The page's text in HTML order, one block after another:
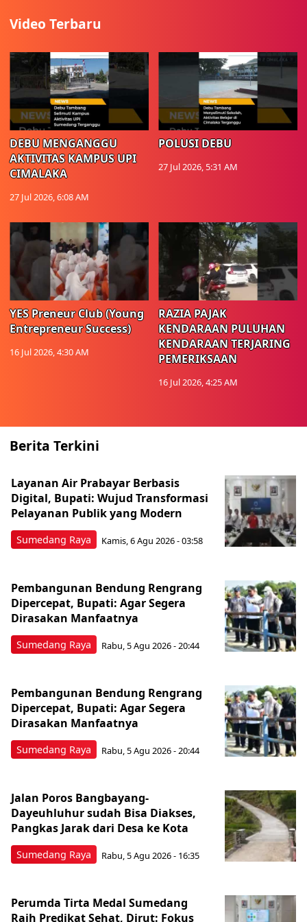
Video Terbaru
DEBU MENGANGGU
AKTIVITAS KAMPUS UPI
CIMALAKA
27 Jul 2026, 6:08 AM
POLUSI DEBU
27 Jul 2026, 5:31 AM
YES Preneur Club (Young
Entrepreneur Success)
16 Jul 2026, 4:30 AM
RAZIA PAJAK
KENDARAAN PULUHAN
KENDARAAN TERJARING
PEMERIKSAAN
16 Jul 2026, 4:25 AM
Berita Terkini
Sumedang Raya
Layanan Air Prabayar Berbasis
Digital, Bupati: Wujud Transformasi
Pelayanan Publik yang Modern
Kamis, 6 Agu 2026 - 03:58
Sumedang Raya
Pembangunan Bendung Rengrang
Dipercepat, Bupati: Agar Segera
Dirasakan Manfaatnya
Rabu, 5 Agu 2026 - 20:44
Sumedang Raya
Pembangunan Bendung Rengrang
Dipercepat, Bupati: Agar Segera
Dirasakan Manfaatnya
Rabu, 5 Agu 2026 - 20:44
Sumedang Raya
Jalan Poros Bangbayang-
Dayeuhluhur sudah Bisa Diakses,
Pangkas Jarak dari Desa ke Kota
Rabu, 5 Agu 2026 - 16:35
Perumda Tirta Medal Sumedang
Raih Predikat Sehat, Dirut: Fokus